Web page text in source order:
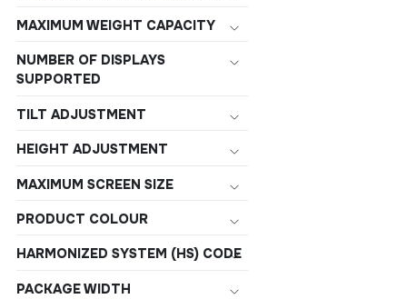
MAXIMUM WEIGHT CAPACITY
NUMBER OF DISPLAYS
SUPPORTED
TILT ADJUSTMENT
HEIGHT ADJUSTMENT
MAXIMUM SCREEN SIZE
PRODUCT COLOUR
HARMONIZED SYSTEM (HS) CODE
PACKAGE WIDTH